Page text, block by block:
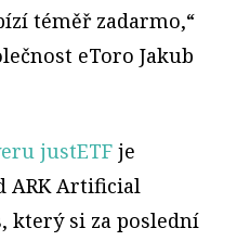
téměř zadarmo,“
eToro Jakub
justETF je
ARK Artificial
který si za poslední